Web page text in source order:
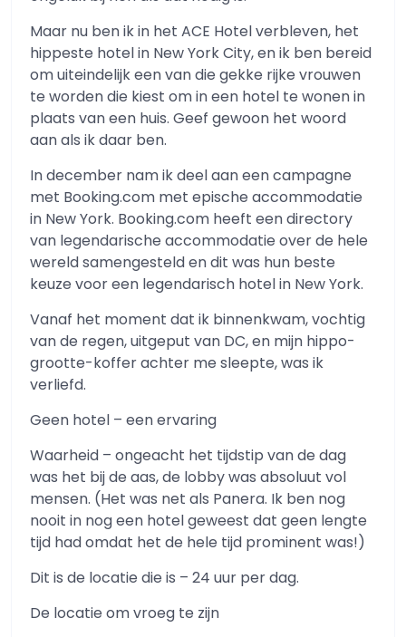
Maar nu ben ik in het ACE Hotel verbleven, het
hippeste hotel in New York City, en ik ben bereid
om uiteindelijk een van die gekke rijke vrouwen
te worden die kiest om in een hotel te wonen in
plaats van een huis. Geef gewoon het woord
aan als ik daar ben.
In december nam ik deel aan een campagne
met Booking.com met epische accommodatie
in New York. Booking.com heeft een directory
van legendarische accommodatie over de hele
wereld samengesteld en dit was hun beste
keuze voor een legendarisch hotel in New York.
Vanaf het moment dat ik binnenkwam, vochtig
van de regen, uitgeput van DC, en mijn hippo-
grootte-koffer achter me sleepte, was ik
verliefd.
Geen hotel – een ervaring
Waarheid – ongeacht het tijdstip van de dag
was het bij de aas, de lobby was absoluut vol
mensen. (Het was net als Panera. Ik ben nog
nooit in nog een hotel geweest dat geen lengte
tijd had omdat het de hele tijd prominent was!)
Dit is de locatie die is – 24 uur per dag.
De locatie om vroeg te zijn